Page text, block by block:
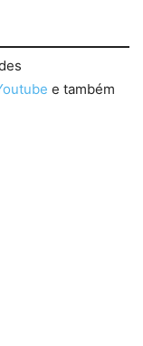
e também